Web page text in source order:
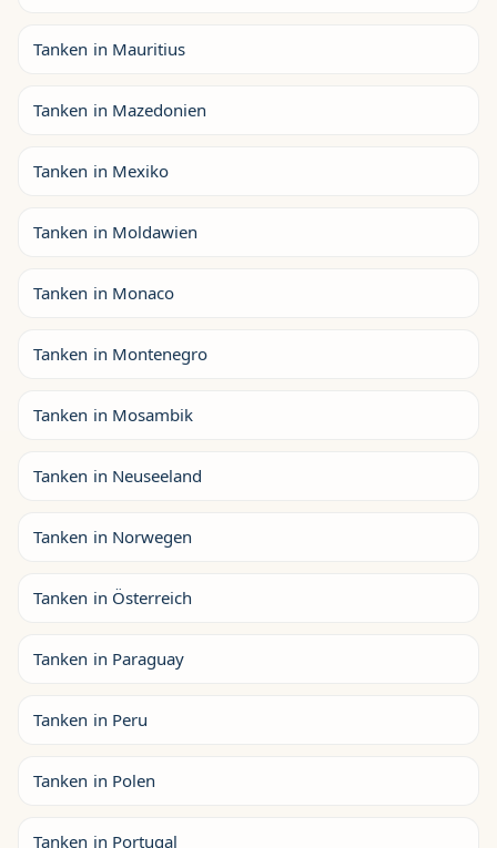
Tanken in Mauritius
Tanken in Mazedonien
Tanken in Mexiko
Tanken in Moldawien
Tanken in Monaco
Tanken in Montenegro
Tanken in Mosambik
Tanken in Neuseeland
Tanken in Norwegen
Tanken in Österreich
Tanken in Paraguay
Tanken in Peru
Tanken in Polen
Tanken in Portugal